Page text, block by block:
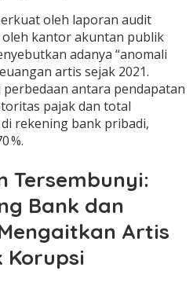
oleh laporan audit
kantor akuntan publik
adanya “anomali
artis sejak 2021.
antara pendapatan
pajak dan total
rekening bank pribadi,
%.
Tersembunyi:
Bank dan
Artis
Korupsi